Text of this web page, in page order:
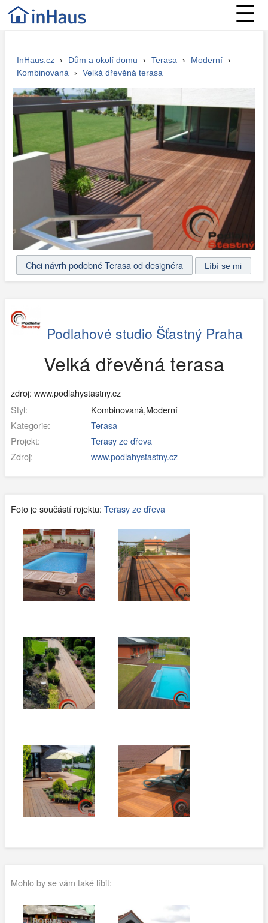
☰
InHaus.cz › Dům a okolí domu › Terasa › Moderní ›
Kombinovaná
› Velká dřevěná terasa
Chci návrh podobné Terasa od designéra
Podlahové studio Šťastný Praha
Velká dřevěná terasa
zdroj: www.podlahystastny.cz
Styl:
Kombinovaná,Moderní
Kategorie:
Terasa
Projekt:
Terasy ze dřeva
Zdroj:
www.podlahystastny.cz
Foto je součástí rojektu: Terasy ze dřeva
Mohlo by se vám také líbit: